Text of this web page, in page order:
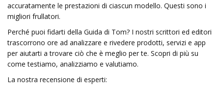
accuratamente le prestazioni di ciascun modello. Questi sono i
migliori frullatori.
Perché puoi fidarti della Guida di Tom? I nostri scrittori ed editori
trascorrono ore ad analizzare e rivedere prodotti, servizi e app
per aiutarti a trovare ciò che è meglio per te. Scopri di più su
come testiamo, analizziamo e valutiamo.
La nostra recensione di esperti: